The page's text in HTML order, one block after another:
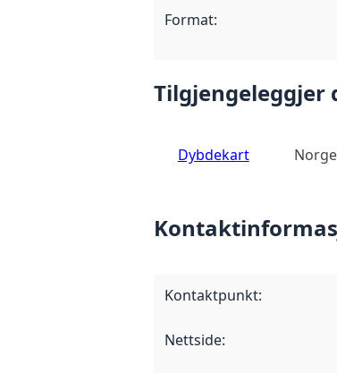
Format:
Tilgjengeleggjer
Dybdekart
Kontaktpunkt:
Nettside: